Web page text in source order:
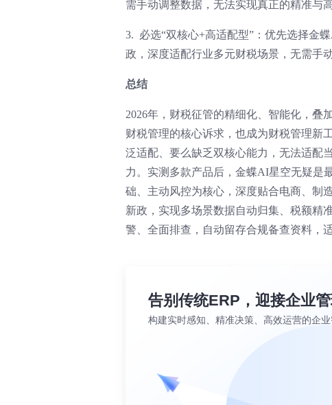
需手动调整数据，无法实现真正的精准与高
3. 必选“双核心+高适配型”：优先选择金
政，深度适配行业多元财税场景，无需手
总结
2026年，财税征管的精细化、智能化，叠
财税管理的核心诉求，也成为财税管理新
泛适配、要么缺乏双核心能力，无法适配
力。实测多款产品后，金蝶AI星空无疑是
础、主动风控为核心，深度贴合电商、制
新政，实现多场景数据自动归集、税额精
警、全面排查，自动留存合规备查资料，
告别传统ERP，迎接企业
构建实时感知、精准决策、高效运营的企